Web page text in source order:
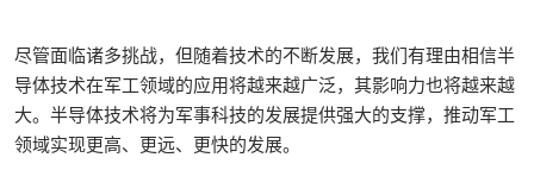
尽管面临诸多挑战，但随着技术的不断发展，我们有理由相信半
导体技术在军工领域的应用将越来越广泛，其影响力也将越来越
大。半导体技术将为军事科技的发展提供强大的支撑，推动军工
领域实现更高、更远、更快的发展。